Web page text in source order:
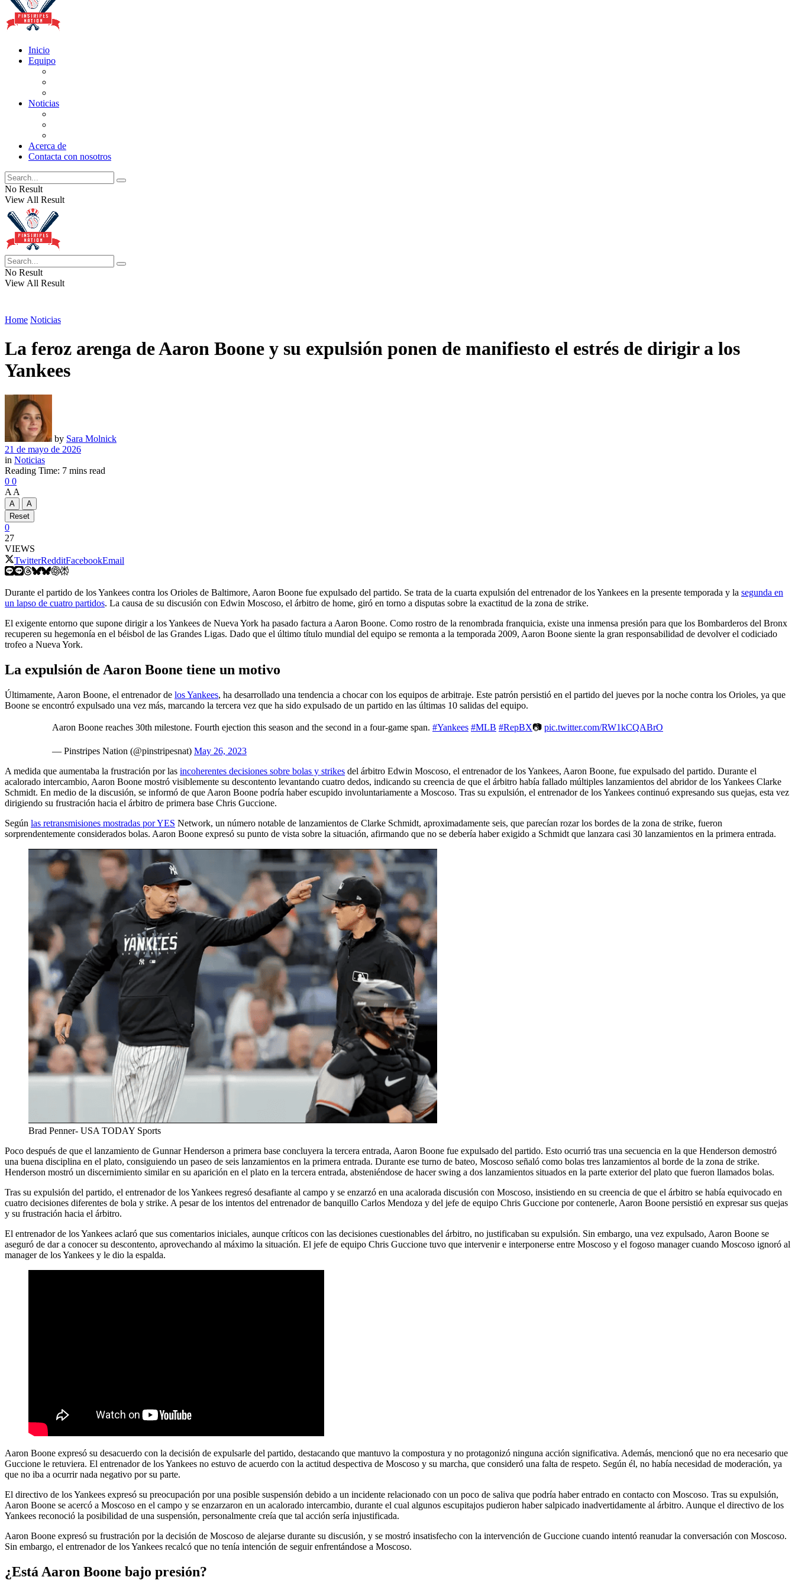
to
Inicio
Equipo
Noticias
Acerca de
Contacta con nosotros
No Result
View All Result
No Result
View All Result
Home Noticias
La feroz arenga de Aaron Boone y su expulsión ponen de manifiesto el estrés de dirigir a los
Yankees
by Sara Molnick
21 de mayo de 2026
in Noticias
Reading Time: 7 mins read
0 0
A A
A
A
Reset
0
27
VIEWS
TwitterRedditFacebookEmail
Durante el partido de los Yankees contra los Orioles de Baltimore, Aaron Boone fue expulsado del partido. Se trata de la cuarta expulsión del entrenador de los Yankees en la presente temporada y la segunda en
un lapso de cuatro partidos. La causa de su discusión con Edwin Moscoso, el árbitro de home, giró en torno a disputas sobre la exactitud de la zona de strike.
El exigente entorno que supone dirigir a los Yankees de Nueva York ha pasado factura a Aaron Boone. Como rostro de la renombrada franquicia, existe una inmensa presión para que los Bombarderos del Bronx
recuperen su hegemonía en el béisbol de las Grandes Ligas. Dado que el último título mundial del equipo se remonta a la temporada 2009, Aaron Boone siente la gran responsabilidad de devolver el codiciado
trofeo a Nueva York.
La expulsión de Aaron Boone tiene un motivo
Últimamente, Aaron Boone, el entrenador de los Yankees, ha desarrollado una tendencia a chocar con los equipos de arbitraje. Este patrón persistió en el partido del jueves por la noche contra los Orioles, ya que
Boone se encontró expulsado una vez más, marcando la tercera vez que ha sido expulsado de un partido en las últimas 10 salidas del equipo.
Aaron Boone reaches 30th milestone. Fourth ejection this season and the second in a four-game span. #Yankees #MLB #RepBX📷 pic.twitter.com/RW1kCQABrO
— Pinstripes Nation (@pinstripesnat) May 26, 2023
A medida que aumentaba la frustración por las incoherentes decisiones sobre bolas y strikes del árbitro Edwin Moscoso, el entrenador de los Yankees, Aaron Boone, fue expulsado del partido. Durante el
acalorado intercambio, Aaron Boone mostró visiblemente su descontento levantando cuatro dedos, indicando su creencia de que el árbitro había fallado múltiples lanzamientos del abridor de los Yankees Clarke
Schmidt. En medio de la discusión, se informó de que Aaron Boone podría haber escupido involuntariamente a Moscoso. Tras su expulsión, el entrenador de los Yankees continuó expresando sus quejas, esta vez
dirigiendo su frustración hacia el árbitro de primera base Chris Guccione.
Según las retransmisiones mostradas por YES Network, un número notable de lanzamientos de Clarke Schmidt, aproximadamente seis, que parecían rozar los bordes de la zona de strike, fueron
sorprendentemente considerados bolas. Aaron Boone expresó su punto de vista sobre la situación, afirmando que no se debería haber exigido a Schmidt que lanzara casi 30 lanzamientos en la primera entrada.
Brad Penner- USA TODAY Sports
Poco después de que el lanzamiento de Gunnar Henderson a primera base concluyera la tercera entrada, Aaron Boone fue expulsado del partido. Esto ocurrió tras una secuencia en la que Henderson demostró
una buena disciplina en el plato, consiguiendo un paseo de seis lanzamientos en la primera entrada. Durante ese turno de bateo, Moscoso señaló como bolas tres lanzamientos al borde de la zona de strike.
Henderson mostró un discernimiento similar en su aparición en el plato en la tercera entrada, absteniéndose de hacer swing a dos lanzamientos situados en la parte exterior del plato que fueron llamados bolas.
Tras su expulsión del partido, el entrenador de los Yankees regresó desafiante al campo y se enzarzó en una acalorada discusión con Moscoso, insistiendo en su creencia de que el árbitro se había equivocado en
cuatro decisiones diferentes de bola y strike. A pesar de los intentos del entrenador de banquillo Carlos Mendoza y del jefe de equipo Chris Guccione por contenerle, Aaron Boone persistió en expresar sus quejas
y su frustración hacia el árbitro.
El entrenador de los Yankees aclaró que sus comentarios iniciales, aunque críticos con las decisiones cuestionables del árbitro, no justificaban su expulsión. Sin embargo, una vez expulsado, Aaron Boone se
aseguró de dar a conocer su descontento, aprovechando al máximo la situación. El jefe de equipo Chris Guccione tuvo que intervenir e interponerse entre Moscoso y el fogoso manager cuando Moscoso ignoró al
manager de los Yankees y le dio la espalda.
Aaron Boone expresó su desacuerdo con la decisión de expulsarle del partido, destacando que mantuvo la compostura y no protagonizó ninguna acción significativa. Además, mencionó que no era necesario que
Guccione le retuviera. El entrenador de los Yankees no estuvo de acuerdo con la actitud despectiva de Moscoso y su marcha, que consideró una falta de respeto. Según él, no había necesidad de moderación, ya
que no iba a ocurrir nada negativo por su parte.
El directivo de los Yankees expresó su preocupación por una posible suspensión debido a un incidente relacionado con un poco de saliva que podría haber entrado en contacto con Moscoso. Tras su expulsión,
Aaron Boone se acercó a Moscoso en el campo y se enzarzaron en un acalorado intercambio, durante el cual algunos escupitajos pudieron haber salpicado inadvertidamente al árbitro. Aunque el directivo de los
Yankees reconoció la posibilidad de una suspensión, personalmente creía que tal acción sería injustificada.
Aaron Boone expresó su frustración por la decisión de Moscoso de alejarse durante su discusión, y se mostró insatisfecho con la intervención de Guccione cuando intentó reanudar la conversación con Moscoso.
Sin embargo, el entrenador de los Yankees recalcó que no tenía intención de seguir enfrentándose a Moscoso.
¿Está Aaron Boone bajo presión?